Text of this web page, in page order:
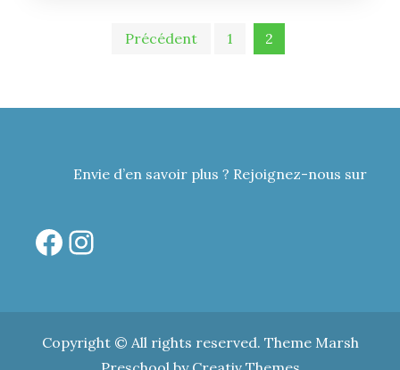
PaginationPrécédent 1 2
Envie d’en savoir plus ? Rejoignez-nous sur
Facebook
Instagram
Copyright © All rights reserved. Theme Marsh